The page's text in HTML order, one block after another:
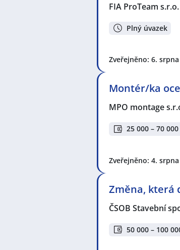
FIA ProTeam s.r.o.
Plný úvazek
Zveřejněno: 6. srpna
Montér/ka
MPO montage
25 000 – 70 000
Zveřejněno: 4. srpna
Změna, která
ČSOB Stavební
50 000 – 100